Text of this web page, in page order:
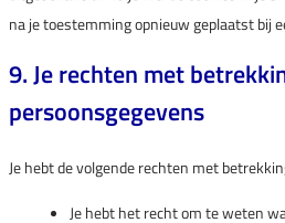
na je toestemming opnieuw geplaatst bij
9. Je rechten met
persoonsgegevens
Je hebt de volgende rechten met
Je hebt het recht om te weten